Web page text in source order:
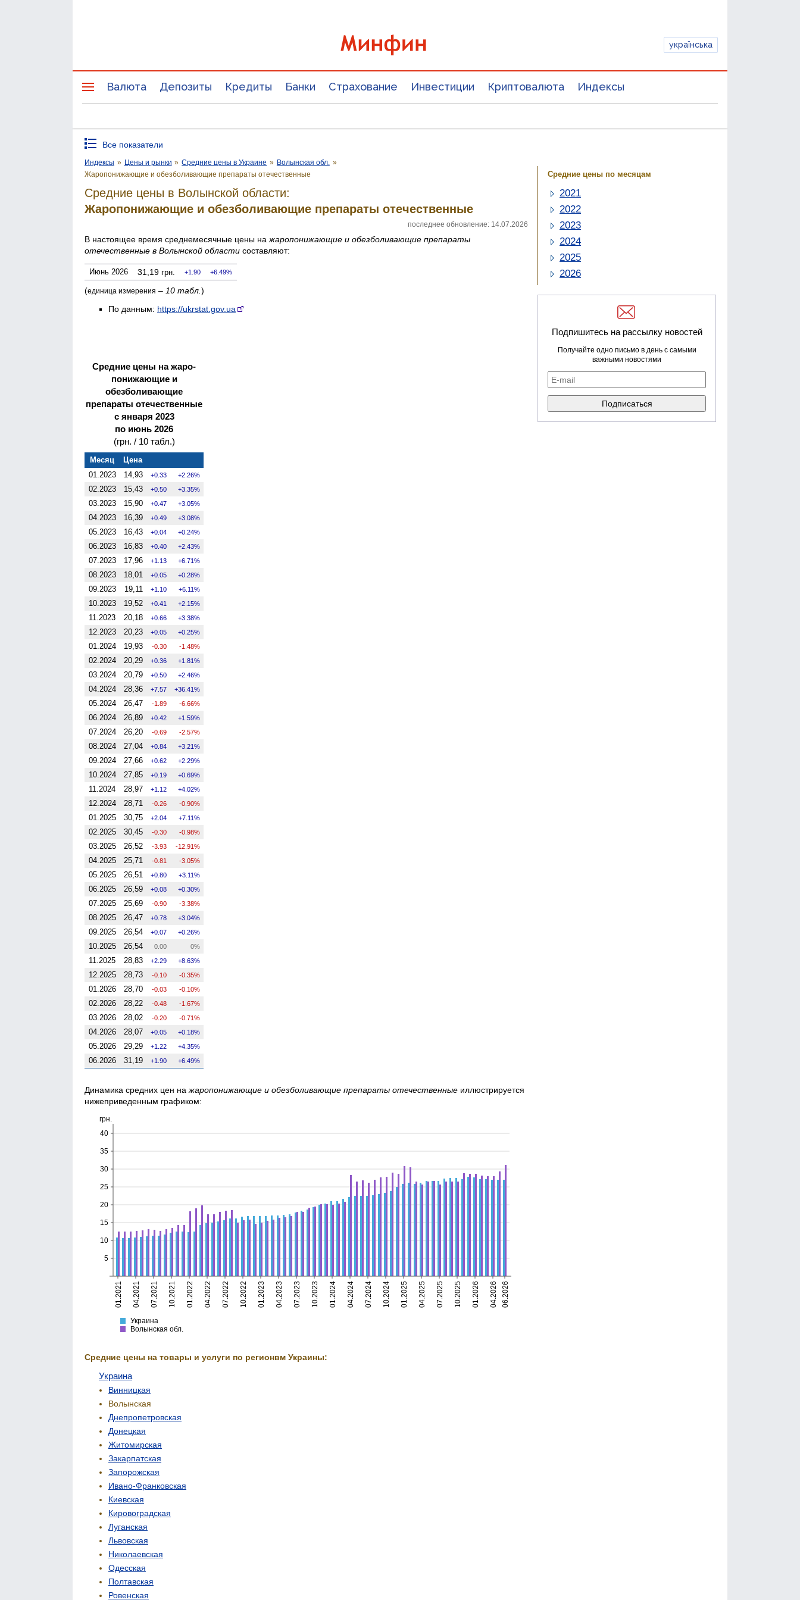
українська
Валюта Депозиты Кредиты Банки Страхование Инвестиции Криптовалюта Индексы
Все показатели
Индексы » Цены и рынки » Средние цены в Украине » Волынская обл. »
Жаро­понижающие и обезболивающие препараты отечественные
Средние цены в Волынской области:
Жаро­понижающие и обезболивающие препараты отечественные
последнее обновление: 14.07.2026
В настоящее время среднемесячные цены на жаро­понижающие и обезболивающие препараты
отечественные в Волынской области составляют:
Июнь 2026 31,19 грн. 1.90 6.49%
(единица измерения – 10 табл. )
По данным: https://ukrstat.gov.ua
Средние цены на жаро­
понижающие и
обезболивающие
препараты отечественные
с января 2023
по июнь 2026
(грн. / 10 табл.)
Месяц
Цена
01.2023
14,93 0.33 2.26%
02.2023 15,43 0.50 3.35%
03.2023 15,90 0.47 3.05%
04.2023 16,39 0.49 3.08%
05.2023 16,43 0.04 0.24%
06.2023 16,83 0.40 2.43%
07.2023 17,96 1.13 6.71%
08.2023 18,01 0.05 0.28%
09.2023 19,11 1.10 6.11%
10.2023 19,52 0.41 2.15%
11.2023 20,18 0.66 3.38%
12.2023 20,23 0.05 0.25%
01.2024 19,93 -0.30 -1.48%
02.2024 20,29 0.36 1.81%
03.2024 20,79 0.50 2.46%
04.2024 28,36 7.57 36.41%
05.2024 26,47 -1.89 -6.66%
06.2024 26,89 0.42 1.59%
07.2024 26,20 -0.69 -2.57%
08.2024 27,04 0.84 3.21%
09.2024 27,66 0.62 2.29%
10.2024 27,85 0.19 0.69%
11.2024 28,97 1.12 4.02%
12.2024 28,71 -0.26 -0.90%
01.2025 30,75 2.04 7.11%
02.2025 30,45 -0.30 -0.98%
03.2025 26,52 -3.93 -12.91%
04.2025 25,71 -0.81 -3.05%
05.2025 26,51 0.80 3.11%
06.2025 26,59 0.08 0.30%
07.2025 25,69 -0.90 -3.38%
08.2025 26,47 0.78 3.04%
09.2025 26,54 0.07 0.26%
10.2025 26,54 0.00 0%
11.2025 28,83 2.29 8.63%
12.2025 28,73 -0.10 -0.35%
01.2026 28,70 -0.03 -0.10%
02.2026 28,22 -0.48 -1.67%
03.2026 28,02 -0.20 -0.71%
04.2026 28,07 0.05 0.18%
05.2026 29,29 1.22 4.35%
06.2026 31,19 1.90 6.49%
Динамика средних цен на жаро­понижающие и обезболивающие препараты отечественные иллюстрируется
нижеприведенным графиком:
Украина
Волынская
01.2021 04.2021 07.2021 10.2021 01.2022 04.2022 07.2022 10.2022 01.2023 04.2023 07.2023 10.2023 01.2024 04.2024 07.2024 10.2024 01.2025 04.2025 07.2025 10.2025 01.2026 04.2026 06.2026
5
10
15
20
25
30
35
40
грн.
Украина
Волынская обл.
Средние цены на товары и услуги по регионвм Украины:
Украина
Винницкая
Волынская
Днепропетровская
Донецкая
Житомирская
Закарпатская
Запорожская
Ивано-Франковская
Киевская
Кировоградская
Луганская
Львовская
Николаевская
Одесская
Полтавская
Ровенская
Средние цены по месяцам
2021
2022
2023
2024
2025
2026
Подпишитесь на рассылку новостей
Получайте одно письмо в день с самыми
важными новостями